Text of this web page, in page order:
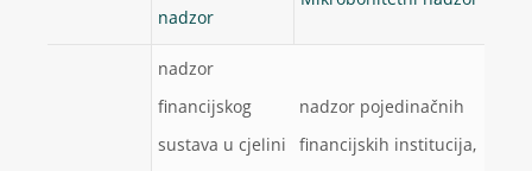
nadzor
nadzor
financijskog
sustava u cjelini
nadzor pojedinačnih
financijskih institucija,